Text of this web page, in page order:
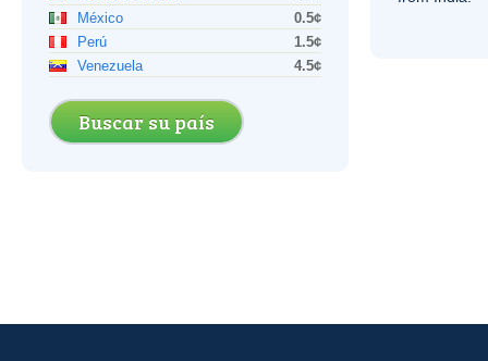
México
0.5¢
Perú
1.5¢
Venezuela
4.5¢
Buscar su país